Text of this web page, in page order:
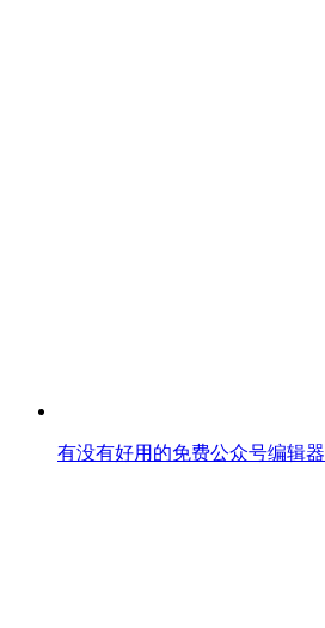
有没有好用的免费公众号编辑